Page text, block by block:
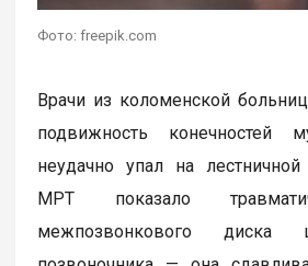
Фото: freepik.com
Врачи из коломенской
подвижность конечностей
неудачно упал на
МРТ показало
межпозвонкового диска